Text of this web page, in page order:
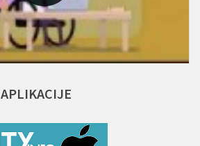
APLIKACIJE